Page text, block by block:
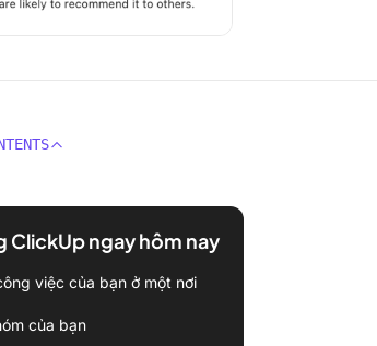
ClickUp ngay hôm nay
việc của bạn ở một nơi
của bạn